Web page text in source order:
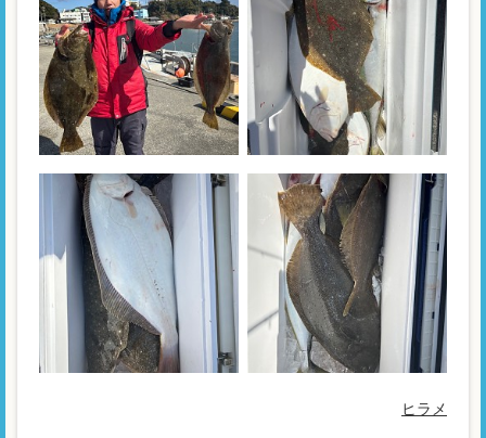
ヒラメ